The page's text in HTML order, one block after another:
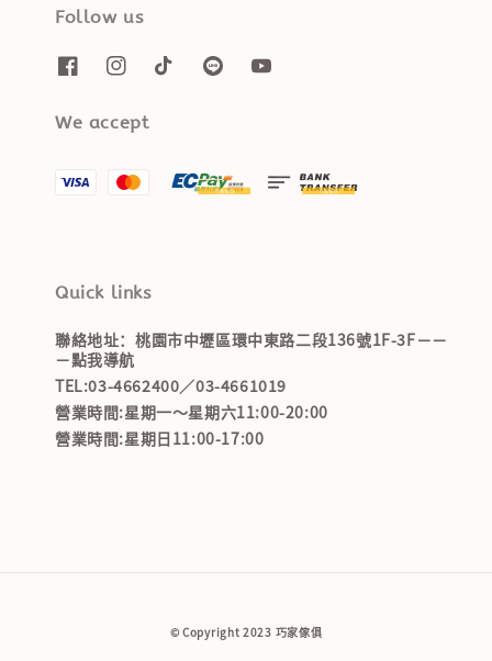
Follow us
We accept
Quick links
聯絡地址：桃園市中壢區環中東路二段136號1F-3F－－
－點我導航
TEL:03-4662400／03-4661019
營業時間:星期一～星期六11:00-20:00
營業時間:星期日11:00-17:00
© Copyright 2023 巧家傢俱